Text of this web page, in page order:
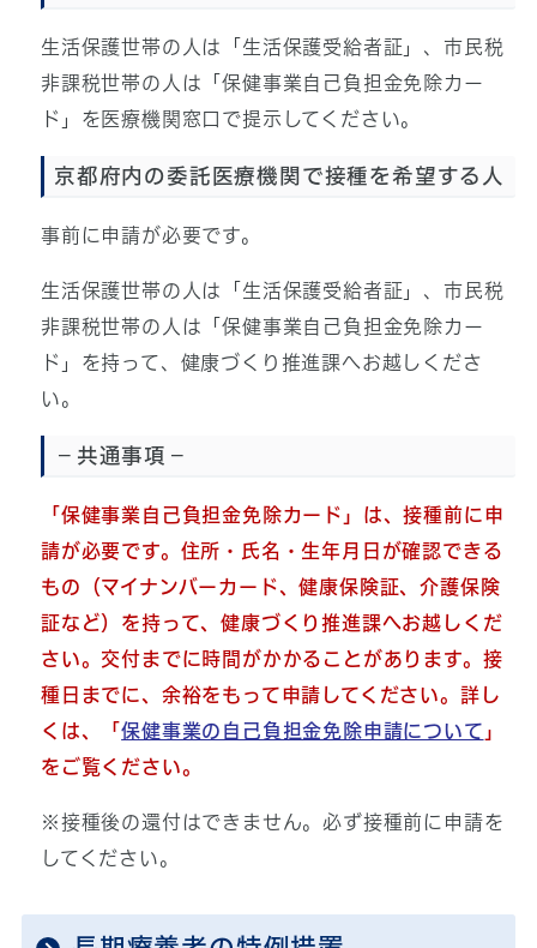
生活保護世帯の人は「生活保護受給者証」、市民税
非課税世帯の人は「保健事業自己負担金免除カー
ド」を医療機関窓口で提示してください。
京都府内の委託医療機関で接種を希望する人
事前に申請が必要です。
生活保護世帯の人は「生活保護受給者証」、市民税
非課税世帯の人は「保健事業自己負担金免除カー
ド」を持って、健康づくり推進課へお越しくださ
い。
－共通事項－
「保健事業自己負担金免除カード」は、接種前に申
請が必要です。住所・氏名・生年月日が確認できる
もの（マイナンバーカード、健康保険証、介護保険
証など）を持って、健康づくり推進課へお越しくだ
さい。交付までに時間がかかることがあります。接
種日までに、余裕をもって申請してください。詳し
くは、「保健事業の自己負担金免除申請について 」
をご覧ください。
※接種後の還付はできません。必ず接種前に申請を
してください。